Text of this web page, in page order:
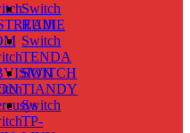
Switch
RUIJIE
Switch
TENDA
SWITCH
TIANDY
Switch
TP-